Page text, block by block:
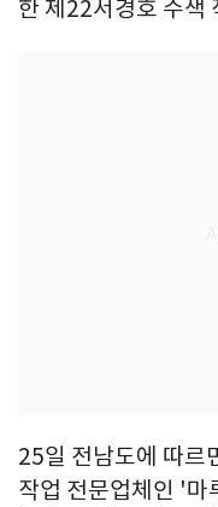
한 제22서경호 수색
25일 전남도에 따르
작업 전문업체인 '마